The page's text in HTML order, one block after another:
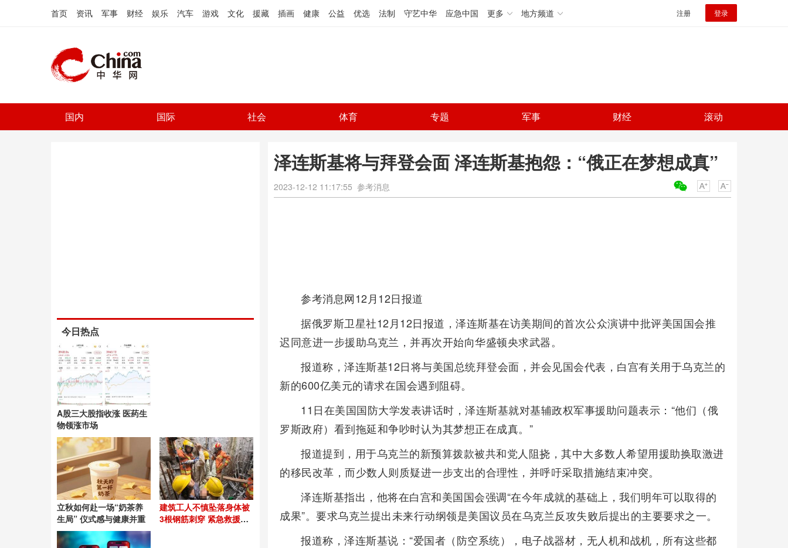
首页 资讯 军事 财经 娱乐 汽车 游戏 文化 援藏 插画 健康 公益 优选 法制 守艺中华 应急中国 更多 地方频道 注册 登录
国内 国际 社会 体育 专题 军事 财经 滚动
泽连斯基将与拜登会面 泽连斯基抱怨：“俄正在梦想成真”
2023-12-12 11:17:55 参考消息
参考消息网12月12日报道
据俄罗斯卫星社12月12日报道，泽连斯基在访美期间的首次公众演讲中批评美国国会推
迟同意进一步援助乌克兰，并再次开始向华盛顿央求武器。
报道称，泽连斯基12日将与美国总统拜登会面，并会见国会代表，白宫有关用于乌克兰的
新的600亿美元的请求在国会遇到阻碍。
11日在美国国防大学发表讲话时，泽连斯基就对基辅政权军事援助问题表示：“他们（俄
罗斯政府）看到拖延和争吵时认为其梦想正在成真。”
报道提到，用于乌克兰的新预算拨款被共和党人阻挠，其中大多数人希望用援助换取激进
的移民改革，而少数人则质疑进一步支出的合理性，并呼吁采取措施结束冲突。
泽连斯基指出，他将在白宫和美国国会强调“在今年成就的基础上，我们明年可以取得的
成果”。要求乌克兰提出未来行动纲领是美国议员在乌克兰反攻失败后提出的主要要求之一。
报道称，泽连斯基说：“爱国者（防空系统），电子战器材，无人机和战机，所有这些都
今日热点
A股三大股指收涨 医药生
物领涨市场
立秋如何赴一场“奶茶养
生局” 仪式感与健康并重
建筑工人不慎坠落身体被
3根钢筋刺穿 紧急救援成